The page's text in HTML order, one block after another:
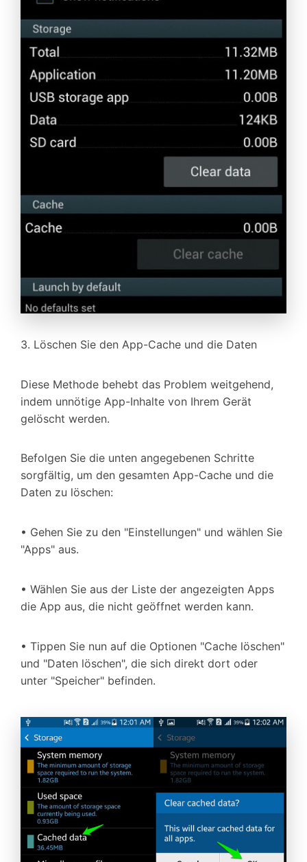
3. Löschen Sie den App-Cache und die Daten
Diese Methode behebt das Problem weitgehend,
indem unnötige App-Inhalte von Ihrem Gerät
gelöscht werden.
Befolgen Sie die unten angegebenen Schritte
sorgfältig, um den gesamten App-Cache und die
Daten zu löschen:
• Gehen Sie zu den "Einstellungen" und wählen Sie
"Apps" aus.
• Wählen Sie aus der Liste der angezeigten Apps
die App aus, die nicht geöffnet werden kann.
• Tippen Sie nun auf die Optionen "Cache löschen"
und "Daten löschen", die sich direkt dort oder
unter "Speicher" befinden.